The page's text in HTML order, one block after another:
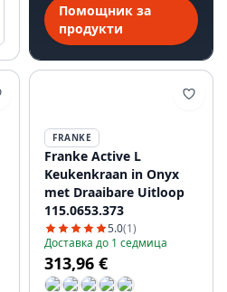
Помощник за
продукти
FRANKE
Franke Active L
Keukenkraan in Onyx
met Draaibare Uitloop
115.0653.373
5.0(1)
Доставка до 1 седмица
313,96 €